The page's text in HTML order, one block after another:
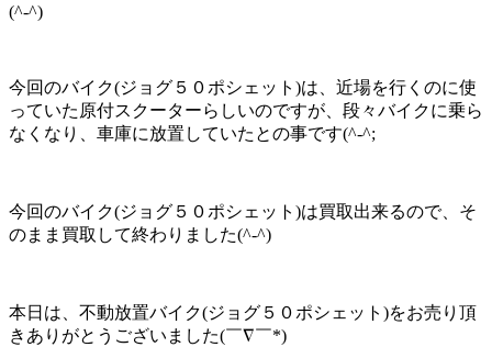
(^-^)
今回のバイク(ジョグ５０ポシェット)は、近場を行くのに使
っていた原付スクーターらしいのですが、段々バイクに乗ら
なくなり、車庫に放置していたとの事です(^-^;
今回のバイク(ジョグ５０ポシェット)は買取出来るので、そ
のまま買取して終わりました(^-^)
本日は、不動放置バイク(ジョグ５０ポシェット)をお売り頂
きありがとうございました(￣∇￣*)ゞ